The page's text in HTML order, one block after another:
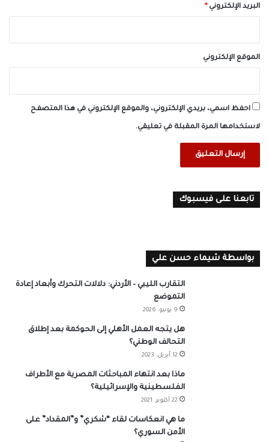
البريد الإلكتروني*
الموقع الإلكتروني
احفظ اسمي، بريدي الإلكتروني، والموقع الإلكتروني في هذا المتصفح
لاستخدامها المرة المقبلة في تعليقي.
تابعنا على فيسبوك
بواسطة شيماء حسن علي
التقارب الليبي – الأردني: دلالات التحرك وأبعاد إعادة
التموضع
9 يونيو، 2026
هل يتجه العمل الأهلي إلى الحوكمة بعد إطلاق
التحالف الوطني؟
12 أبريل، 2023
ماذا بعد انتهاء المباحثات المصرية مع الأطراف
الفلسطينية والإسرائيلية؟
22 أكتوبر، 2021
ما هي انعكاسات لقاء “شكري” و”المقداد” على
الأمن السوري؟